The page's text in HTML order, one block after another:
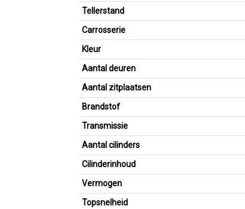
Tellerstand
Carrosserie
Kleur
Aantal deuren
Aantal zitplaatsen
Brandstof
Transmissie
Aantal cilinders
Cilinderinhoud
Vermogen
Topsnelheid